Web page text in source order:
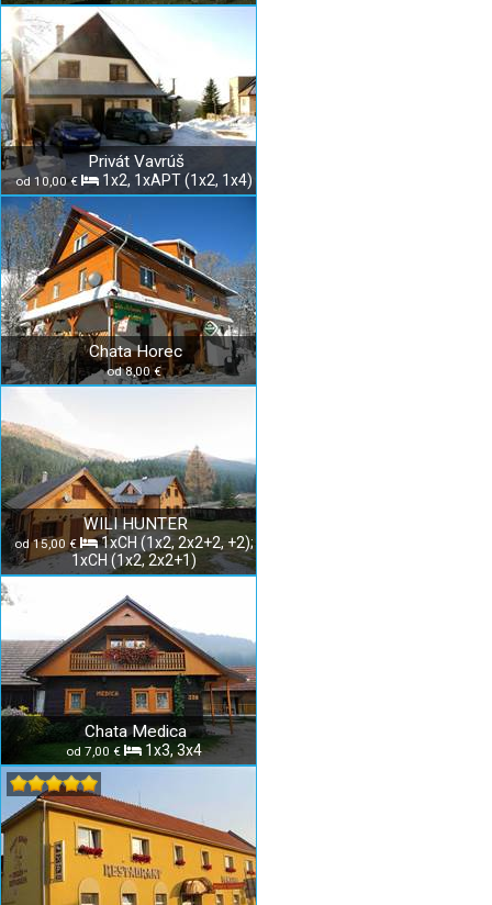
Privát Vavrúš
od 10,00 € 1x2, 1xAPT (1x2, 1x4)
Chata Horec
od 8,00 €
WILI HUNTER
od 15,00 €
1xCH (1x2, 2x2+2, +2);
1xCH (1x2, 2x2+1)
Chata Medica
od 7,00 € 1x3, 3x4